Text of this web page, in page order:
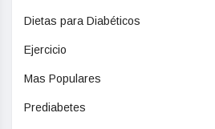
Dietas para Diabéticos
Ejercicio
Mas Populares
Prediabetes